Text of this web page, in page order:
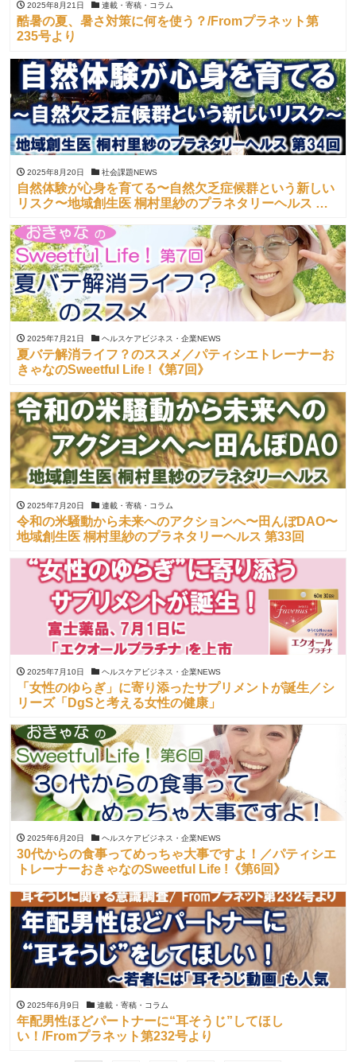
2025年8月21日 連載・寄稿・コラム
酷暑の夏、暑さ対策に何を使う？/Fromプラネット第
235号より
2025年8月20日 社会課題NEWS
自然体験が心身を育てる〜自然欠乏症候群という新しい
リスク〜地域創生医 桐村里紗のプラネタリーヘルス 第
2025年7月21日 ヘルスケアビジネス・企業NEWS
夏バテ解消ライフ？のススメ／パティシエトレーナーお
きゃなのSweetful Life !《第7回》
2025年7月20日 連載・寄稿・コラム
令和の米騒動から未来へのアクションへ〜田んぼDAO〜
地域創生医 桐村里紗のプラネタリーヘルス 第33回
2025年7月10日 ヘルスケアビジネス・企業NEWS
「女性のゆらぎ」に寄り添ったサプリメントが誕生／シ
リーズ「DgSと考える女性の健康」
2025年6月20日 ヘルスケアビジネス・企業NEWS
30代からの食事ってめっちゃ大事ですよ！／パティシエ
トレーナーおきゃなのSweetful Life !《第6回》
2025年6月9日 連載・寄稿・コラム
年配男性ほどパートナーに“耳そうじ”してほし
い！/Fromプラネット第232号より